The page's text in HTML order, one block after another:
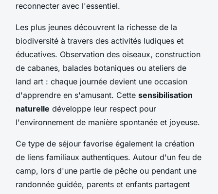
reconnecter avec l'essentiel.
Les plus jeunes découvrent la richesse de la
biodiversité à travers des activités ludiques et
éducatives. Observation des oiseaux, construction
de cabanes, balades botaniques ou ateliers de
land art : chaque journée devient une occasion
d'apprendre en s'amusant. Cette sensibilisation
naturelle développe leur respect pour
l'environnement de manière spontanée et joyeuse.
Ce type de séjour favorise également la création
de liens familiaux authentiques. Autour d'un feu de
camp, lors d'une partie de pêche ou pendant une
randonnée guidée, parents et enfants partagent